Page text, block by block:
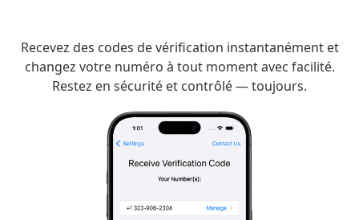
Recevez des codes de vérification instantanément et
changez votre numéro à tout moment avec facilité.
Restez en sécurité et contrôlé — toujours.